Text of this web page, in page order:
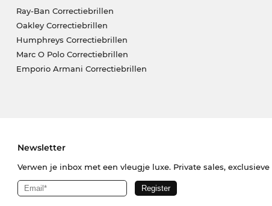
Ray-Ban Correctiebrillen
Oakley Correctiebrillen
Humphreys Correctiebrillen
Marc O Polo Correctiebrillen
Emporio Armani Correctiebrillen
Newsletter
Verwen je inbox met een vleugje luxe. Private sales,